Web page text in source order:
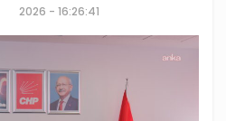
2026 - 16:26:41